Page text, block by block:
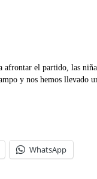
el partido, las
y nos hemos llevado
WhatsApp